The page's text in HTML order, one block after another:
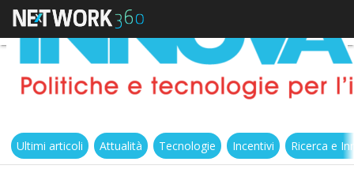
Ultimi articoli Attualità Tecnologie Incentivi Ricerca e